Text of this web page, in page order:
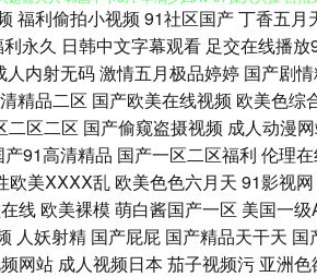
国产精品掏空网 av老司机亚洲 伊人男人天堂 天堂
超碰激情人妻在线 91嫂子在线 婷婷五月份尹色
在线电影黄色 丝袜美腿影音先锋 美女深夜发福利
影视网卡颜 婷婷精品一区二区 亚洲欧美日韩色 日
看爽片 午夜射AV 欧洲狠艹 黄色九一小视频 超碰97
福利偷拍小视频 91社区国产丁香五月
永久 日韩中文字幕观看 足交在线播放
人内射无码激情五月极品婷婷 国产剧
精品二区 国产欧美在线视频 欧美色综
二区二区 国产偷窥盗摄视频 成人动漫
产91高清精品 国产一区二区福利 伦理
欧美ⅩⅩⅩⅩ乱 欧美色色六月天 91影视网
线 欧美裸模 萌白酱国产一区 美国一级
人妖射精 国产屁屁 国产精品天干天 国
网站 成人视频日本茄子视频污 亚洲色